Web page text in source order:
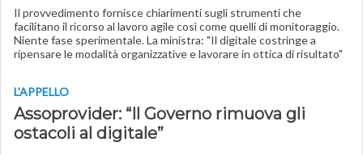
Il provvedimento fornisce chiarimenti sugli strumenti che
facilitano il ricorso al lavoro agile così come quelli di monitoraggio.
Niente fase sperimentale. La ministra: "Il digitale costringe a
ripensare le modalità organizzative e lavorare in ottica di risultato"
L'APPELLO
Assoprovider: “Il Governo rimuova gli
ostacoli al digitale”